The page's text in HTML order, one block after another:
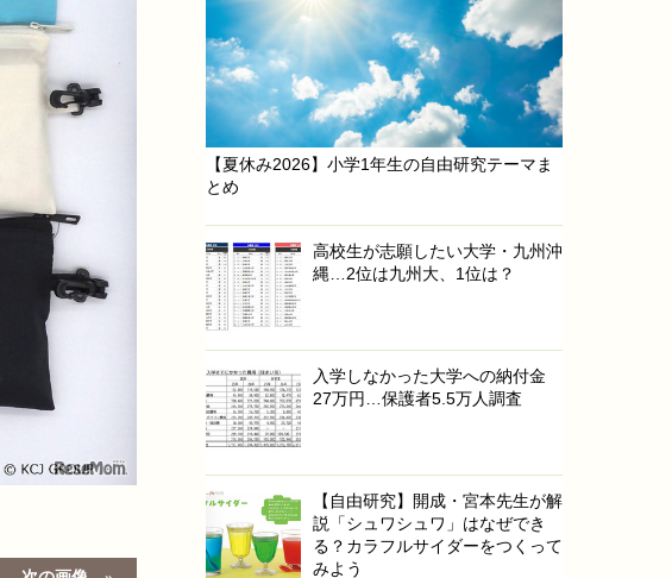
【夏休み2026】小学1年生の自由研究テーマま
とめ
高校生が志願したい大学・九州沖
縄…2位は九州大、1位は？
入学しなかった大学への納付金
27万円…保護者5.5万人調査
【自由研究】開成・宮本先生が解
説「シュワシュワ」はなぜでき
る？カラフルサイダーをつくって
みよう